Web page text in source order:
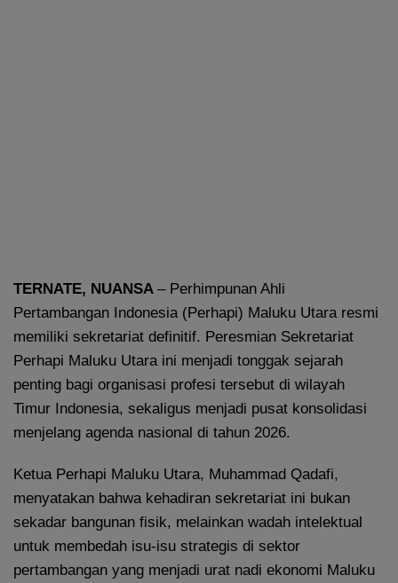
TERNATE, NUANSA – Perhimpunan Ahli
Pertambangan Indonesia (Perhapi) Maluku Utara resmi
memiliki sekretariat definitif. Peresmian Sekretariat
Perhapi Maluku Utara ini menjadi tonggak sejarah
penting bagi organisasi profesi tersebut di wilayah
Timur Indonesia, sekaligus menjadi pusat konsolidasi
menjelang agenda nasional di tahun 2026.
Ketua Perhapi Maluku Utara, Muhammad Qadafi,
menyatakan bahwa kehadiran sekretariat ini bukan
sekadar bangunan fisik, melainkan wadah intelektual
untuk membedah isu-isu strategis di sektor
pertambangan yang menjadi urat nadi ekonomi Maluku